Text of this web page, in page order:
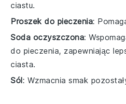
ciastu.
Proszek do pieczenia:
Soda oczyszczona:
do pieczenia, zapewniając
ciasta.
Sól: Wzmacnia smak